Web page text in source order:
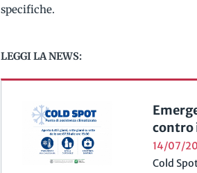
specifiche.
LEGGI LA NEWS:
contro
14/07/
Cold